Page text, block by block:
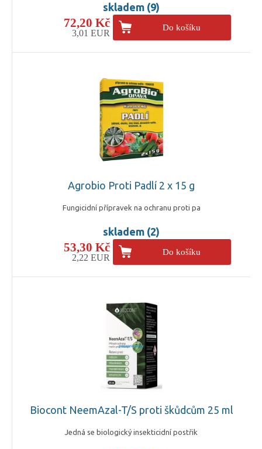
skladem (9)
72,20 Kč
3,01 EUR
Do košíku
Agrobio Proti Padlí 2 x 15 g
Fungicidní přípravek na ochranu proti pa
skladem (2)
53,30 Kč
2,22 EUR
Do košíku
Biocont NeemAzal-T/S proti škůdcům 25 ml
Jedná se biologický insekticidní postřik